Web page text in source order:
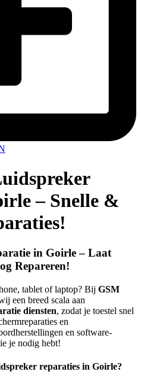
– Snelle &
in Goirle – Laat
Repareren!
tablet of laptop? Bij GSM
een breed scala aan
diensten, zodat je toestel snel
en
en software-
je nodig hebt!
reparaties in Goirle?